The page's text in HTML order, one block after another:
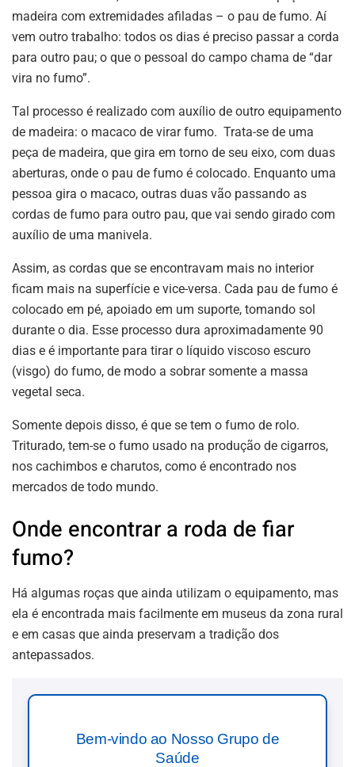
madeira com extremidades afiladas – o pau de fumo. Aí
vem outro trabalho: todos os dias é preciso passar a corda
para outro pau; o que o pessoal do campo chama de “dar
vira no fumo”.
Tal processo é realizado com auxílio de outro equipamento
de madeira: o macaco de virar fumo. Trata-se de uma
peça de madeira, que gira em torno de seu eixo, com duas
aberturas, onde o pau de fumo é colocado. Enquanto uma
pessoa gira o macaco, outras duas vão passando as
cordas de fumo para outro pau, que vai sendo girado com
auxílio de uma manivela.
Assim, as cordas que se encontravam mais no interior
ficam mais na superfície e vice-versa. Cada pau de fumo é
colocado em pé, apoiado em um suporte, tomando sol
durante o dia. Esse processo dura aproximadamente 90
dias e é importante para tirar o líquido viscoso escuro
(visgo) do fumo, de modo a sobrar somente a massa
vegetal seca.
Somente depois disso, é que se tem o fumo de rolo.
Triturado, tem-se o fumo usado na produção de cigarros,
nos cachimbos e charutos, como é encontrado nos
mercados de todo mundo.
Onde encontrar a roda de fiar
fumo?
Há algumas roças que ainda utilizam o equipamento, mas
ela é encontrada mais facilmente em museus da zona rural
e em casas que ainda preservam a tradição dos
antepassados.
Bem-vindo ao Nosso Grupo de
Saúde